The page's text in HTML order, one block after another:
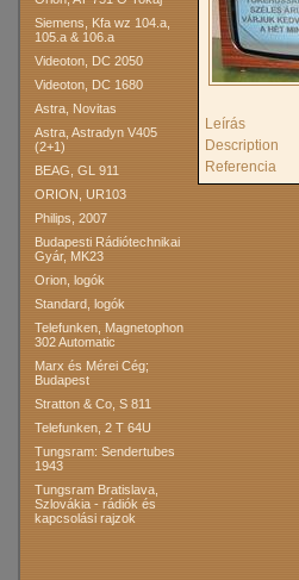
Siemens, Kfa wz 104.a,
105.a & 106.a
Videoton, DC 2050
Videoton, DC 1680
Astra, Novitas
Astra, Astradyn V405
(2+1)
BEAG, GL 911
ORION, UR103
Philips, 2007
Budapesti Rádiótechnikai
Gyár, MK23
Orion, logók
Standard, logók
Telefunken, Magnetophon
302 Automatic
Marx és Mérei Cég;
Budapest
Stratton & Co, S 811
Telefunken, 2 T 64U
Tungsram: Sendertubes
1943
Tungsram Bratislava,
Szlovákia - rádiók és
kapcsolási rajzok
Leírás
Description
Referencia